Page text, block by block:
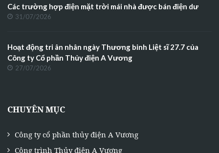
Các trường hợp điện mặt trời mái nhà được bán điện dư
31/07/2026
Hoạt động tri ân nhân ngày Thương binh Liệt sĩ 27.7 của
Công ty Cổ phần Thủy điện A Vương
27/07/2026
CHUYÊN MỤC
Công ty cổ phần thủy điện A Vương
Công trình Thủy điện A Vương